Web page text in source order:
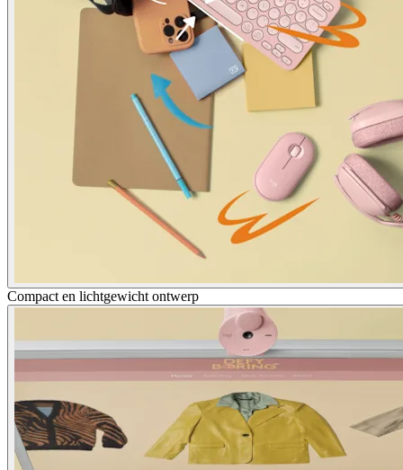
Compact en lichtgewicht ontwerp